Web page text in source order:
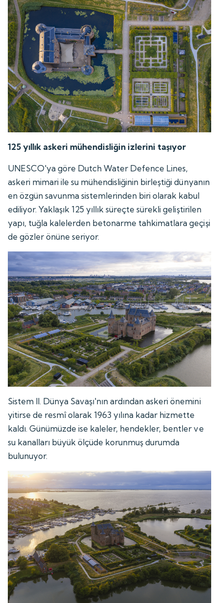
125 yıllık askeri mühendisliğin izlerini taşıyor
UNESCO'ya göre Dutch Water Defence Lines,
askeri mimari ile su mühendisliğinin birleştiği dünyanın
en özgün savunma sistemlerinden biri olarak kabul
ediliyor. Yaklaşık 125 yıllık süreçte sürekli geliştirilen
yapı, tuğla kalelerden betonarme tahkimatlara geçişi
de gözler önüne seriyor.
Sistem II. Dünya Savaşı'nın ardından askeri önemini
yitirse de resmî olarak 1963 yılına kadar hizmette
kaldı. Günümüzde ise kaleler, hendekler, bentler ve
su kanalları büyük ölçüde korunmuş durumda
bulunuyor.